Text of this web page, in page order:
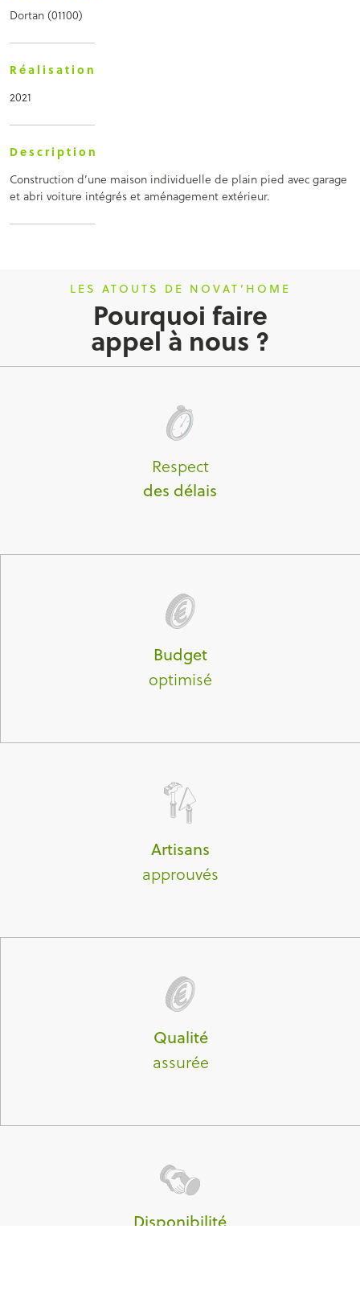
Dortan (01100)
Réalisation
2021
Description
Construction d’une maison individuelle de plain pied avec garage
et abri voiture intégrés et aménagement extérieur.
LES ATOUTS DE NOVAT’HOME
Pourquoi faire
appel à nous ?
Respect
des délais
Budget
optimisé
Artisans
approuvés
Qualité
assurée
Disponibilité